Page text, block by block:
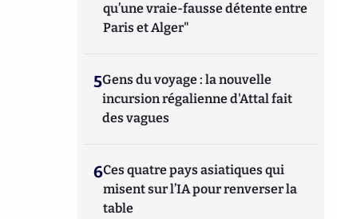
qu’une vraie-fausse détente entre
Paris et Alger"
5Gens du voyage : la nouvelle
incursion régalienne d'Attal fait
des vagues
6Ces quatre pays asiatiques qui
misent sur l’IA pour renverser la
table